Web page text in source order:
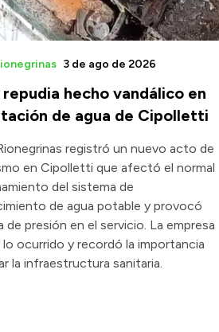
repudia hecho vandálico en
de agua de Cipolletti
3 de ago de 2026
registró un nuevo acto de
en Cipolletti que afectó el normal
del sistema de
de agua potable y provocó
de presión en el servicio. La empresa
ocurrido y recordó la importancia
la infraestructura sanitaria.